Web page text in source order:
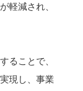
軽減され、
ることで、
現し、事業